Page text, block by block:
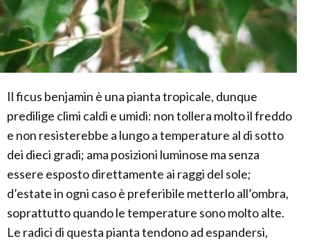
Il ficus benjamin è una pianta tropicale, dunque
predilige climi caldi e umidi: non tollera molto il freddo
e non resisterebbe a lungo a temperature al di sotto
dei dieci gradi; ama posizioni luminose ma senza
essere esposto direttamente ai raggi del sole;
d’estate in ogni caso è preferibile metterlo all’ombra,
soprattutto quando le temperature sono molto alte.
Le radici di questa pianta tendono ad espandersi,